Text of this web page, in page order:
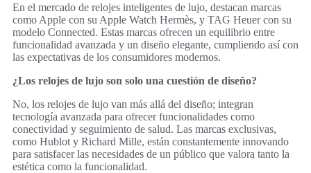
En el mercado de relojes inteligentes de lujo, destacan marcas
como Apple con su Apple Watch Hermès, y TAG Heuer con su
modelo Connected. Estas marcas ofrecen un equilibrio entre
funcionalidad avanzada y un diseño elegante, cumpliendo así con
las expectativas de los consumidores modernos.
¿Los relojes de lujo son solo una cuestión de diseño?
No, los relojes de lujo van más allá del diseño; integran
tecnología avanzada para ofrecer funcionalidades como
conectividad y seguimiento de salud. Las marcas exclusivas,
como Hublot y Richard Mille, están constantemente innovando
para satisfacer las necesidades de un público que valora tanto la
estética como la funcionalidad.